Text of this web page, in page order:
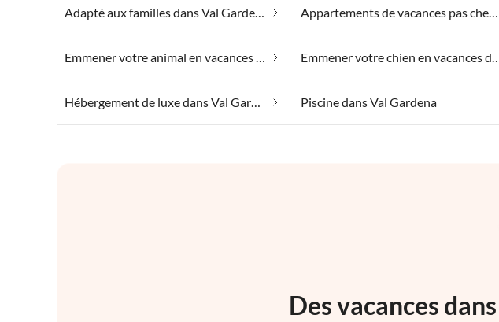
Adapté aux familles dans Val Gardena Appartements de vacances pas chers dans Val Gardena
Emmener votre animal en vacances dans Val Gardena Emmener votre chien en
Hébergement de luxe dans Val Gardena Piscine dans Val Gardena
Des vacances